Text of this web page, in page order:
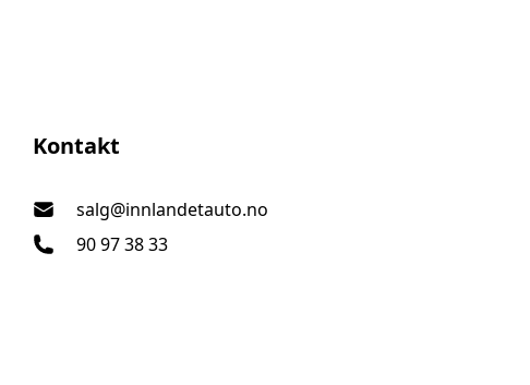
Kontakt
salg@innlandetauto.no
90 97 38 33